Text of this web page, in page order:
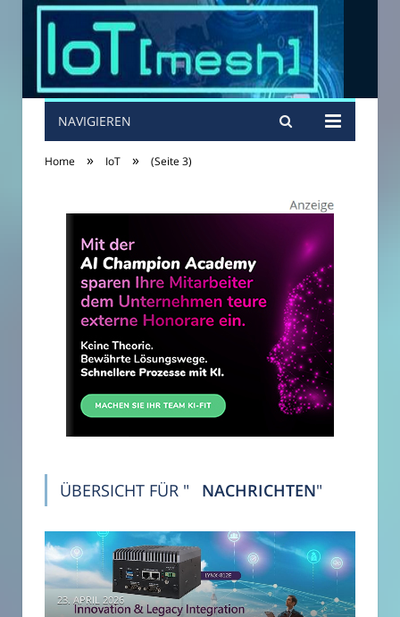
NAVIGIEREN
Home » IoT » (Seite 3)
ÜBERSICHT FÜR " NACHRICHTEN"
23. APRIL 2026